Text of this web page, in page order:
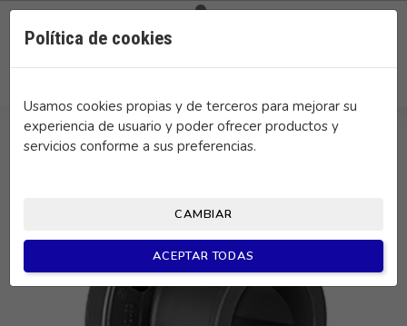
Política de cookies
Usamos cookies propias y de terceros para mejorar su
experiencia de usuario y poder ofrecer productos y
servicios conforme a sus preferencias.
CAMBIAR
ACEPTAR TODAS